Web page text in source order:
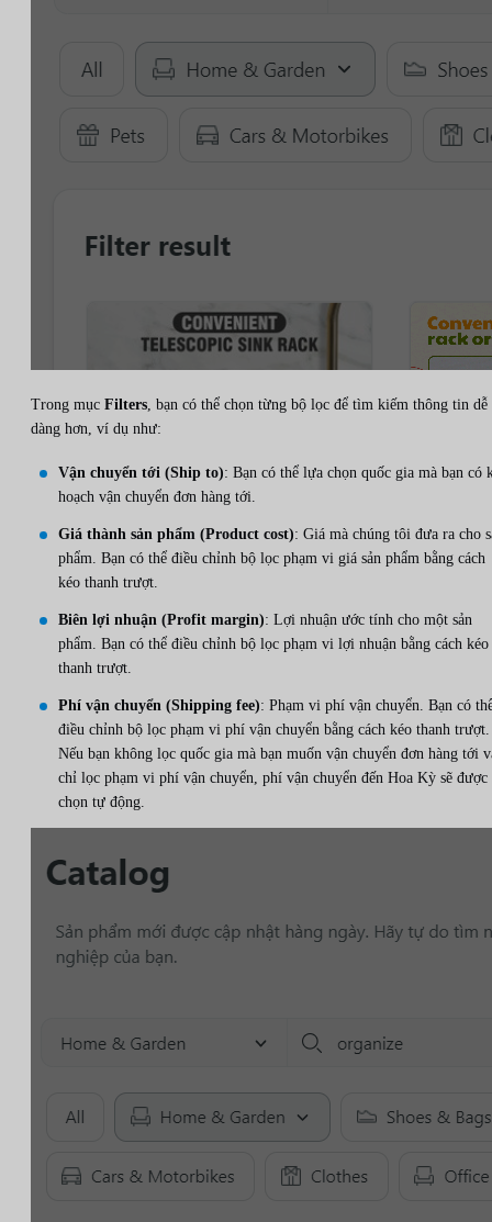
Trong mục Filters, bạn có thể chọn từng bộ lọc để tìm kiếm thông tin dễ
dàng hơn, ví dụ như:
Vận chuyển tới (Ship to): Bạn có thể lựa chọn quốc gia mà bạn có
hoạch vận chuyển đơn hàng tới.
Giá thành sản phẩm (Product cost): Giá mà chúng tôi đưa ra cho
phẩm. Bạn có thể điều chỉnh bộ lọc phạm vi giá sản phẩm bằng cách
kéo thanh trượt.
Biên lợi nhuận (Profit margin): Lợi nhuận ước tính cho một sản
phẩm. Bạn có thể điều chỉnh bộ lọc phạm vi lợi nhuận bằng cách kéo
thanh trượt.
Phí vận chuyển (Shipping fee): Phạm vi phí vận chuyển. Bạn có
điều chỉnh bộ lọc phạm vi phí vận chuyển bằng cách kéo thanh trượt.
Nếu bạn không lọc quốc gia mà bạn muốn vận chuyển đơn hàng tới
chỉ lọc phạm vi phí vận chuyển, phí vận chuyển đến Hoa Kỳ sẽ được
chọn tự động.